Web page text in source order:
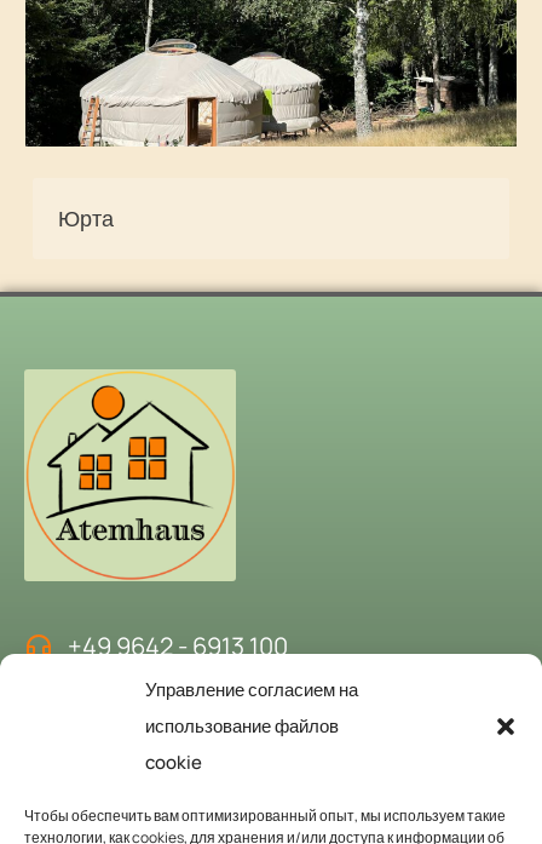
Управление согласием на
использование файлов
cookie
Чтобы обеспечить вам оптимизированный опыт, мы используем такие
технологии, как cookies, для хранения и/или доступа к информации об
Юрта
+49 9642 - 6913 100
kontakt@atemhaus-hubertushof.de
Забронируйте дом дыхания